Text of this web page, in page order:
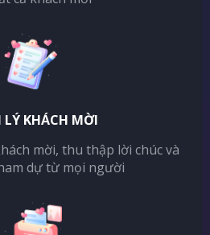
LÝ KHÁCH MỜI
mời, thu thập lời chúc và
dự từ mọi người